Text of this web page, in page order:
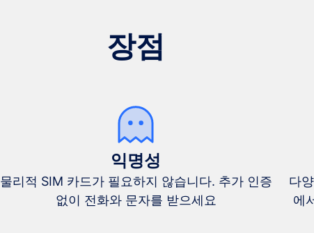
장점
익명성
물리적 SIM 카드가 필요하지 않습니다. 추가 인증
없이 전화와 문자를 받으세요
다
에